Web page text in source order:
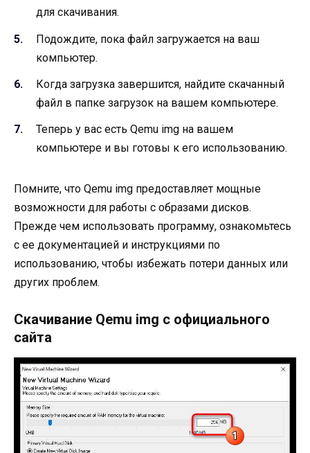
для скачивания.
Подождите, пока файл загружается на ваш
компьютер.
Когда загрузка завершится, найдите скачанный
файл в папке загрузок на вашем компьютере.
Теперь у вас есть Qemu img на вашем
компьютере и вы готовы к его использованию.
Помните, что Qemu img предоставляет мощные
возможности для работы с образами дисков.
Прежде чем использовать программу, ознакомьтесь
с ее документацией и инструкциями по
использованию, чтобы избежать потери данных или
других проблем.
Скачивание Qemu img с официального
сайта